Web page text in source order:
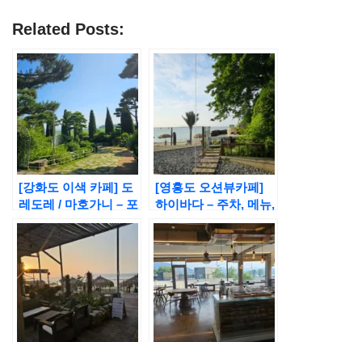
Related Posts:
[강화도 이색 카페] 도
레도레 / 마호가니 – 포
토스팟, 영업시간, 주
차, 메뉴 정보
[영흥도 오션뷰카페]
하이바다 – 주차, 메뉴,
애견동반, 십리포해수
욕장